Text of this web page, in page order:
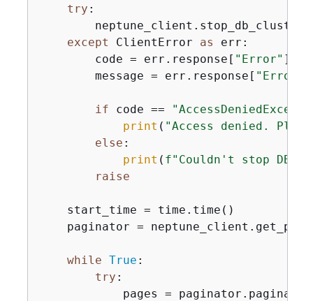
try :
except ClientError as err:
        code = err.response[
"Error" ][
        message = err.response[
"Error"
if code ==
print ( "Access denied.
else :
print ( f"Couldn't stop DB
raise
    start_time = time.time()
paginator =
while True :
try :
pages =